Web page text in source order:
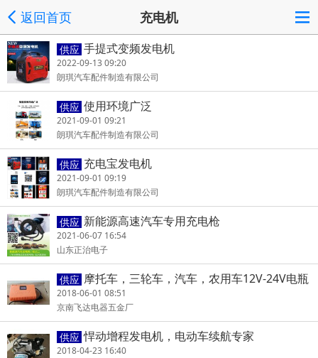
返回首页 充电机
供应 手提式变频发电机
2022-09-13 09:20
朗琪汽车配件制造有限公司
供应 使用环境广泛
2021-09-01 09:21
朗琪汽车配件制造有限公司
供应 充电宝发电机
2021-09-01 09:19
朗琪汽车配件制造有限公司
供应 新能源高速汽车专用充电枪
2021-06-07 16:54
山东正治电子
供应 摩托车，三轮车，汽车，农用车12V-24V电瓶
充电器
2018-06-01 08:51
京南飞达电器五金厂
供应 悍动增程发电机，电动车续航专家
2018-04-23 16:40